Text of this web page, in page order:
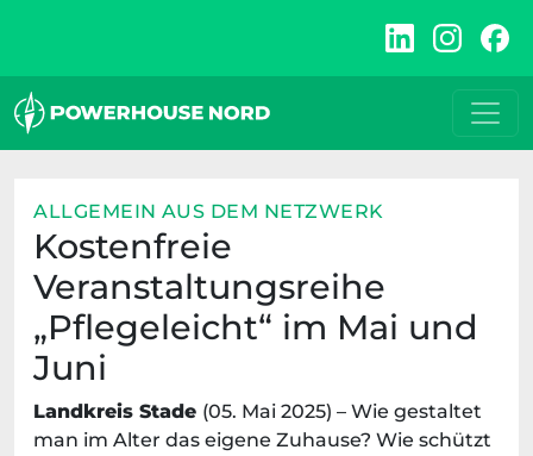
ALLGEMEIN AUS DEM NETZWERK
Kostenfreie
Veranstaltungsreihe
„Pflegeleicht“ im Mai und
Juni
Landkreis Stade (05. Mai 2025) – Wie gestaltet
man im Alter das eigene Zuhause? Wie schützt